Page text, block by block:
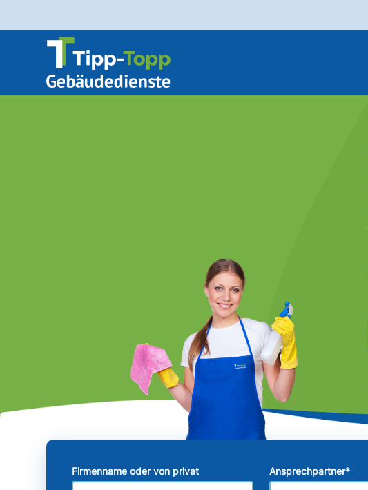
Firmenname oder von privat Ansprechpartner*